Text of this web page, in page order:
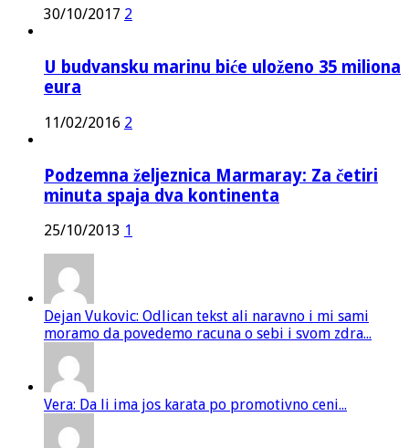
30/10/2017 2
U budvansku marinu biće uloženo 35 miliona
eura
11/02/2016 2
Podzemna željeznica Marmaray: Za četiri
minuta spaja dva kontinenta
25/10/2013 1
Dejan Vukovic: Odlican tekst ali naravno i mi sami
moramo da povedemo racuna o sebi i svom zdra...
Vera: Da li ima jos karata po promotivno ceni...